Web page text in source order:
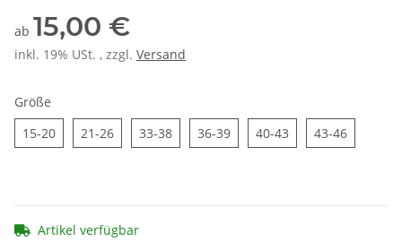
ab 15,00 €
inkl. 19% USt. , zzgl. Versand
Größe
15-2015-2021-2621-2633-3833-3836-3936-3940-43 40-4343-4643-46
Artikel verfügbar